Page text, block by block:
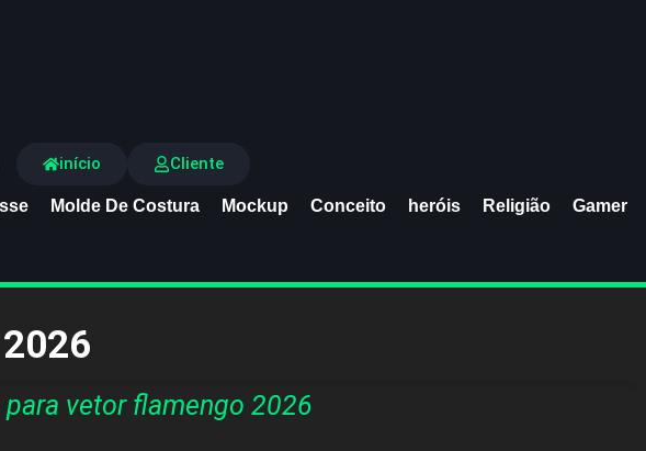
Molde De Costura Mockup Conceito heróis Religião Gamer
início Cliente
vetor flamengo 2026